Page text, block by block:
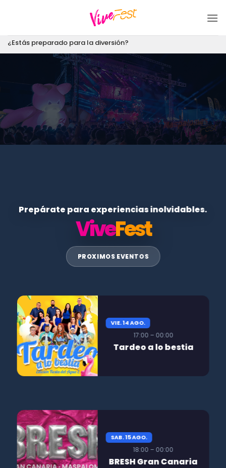
¿Estás preparado para la diversión?
Prepárate para experiencias inolvidables.
ViveFest
PROXIMOS EVENTOS
VIE. 14 AGO.
17:00 – 00:00
Tardeo a lo bestia
SAB. 15 AGO.
18:00 – 00:00
BRESH Gran Canaria